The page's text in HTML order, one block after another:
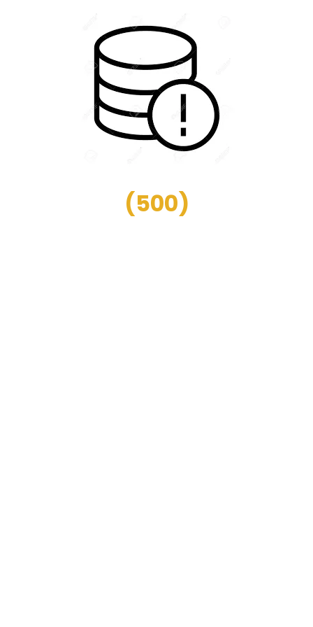
(500)